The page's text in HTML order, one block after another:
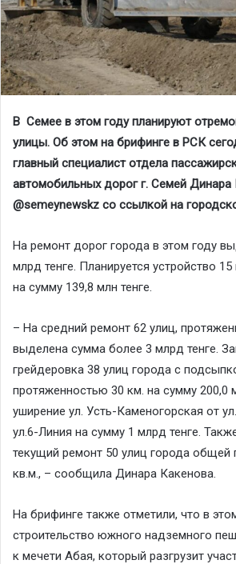
В Семее в этом году планируют
улицы. Об этом на брифинге в РСК
главный специалист отдела
автомобильных дорог г. Семей Динара
@semeynewskz со ссылкой на
На ремонт дорог города в этом году
млрд тенге. Планируется устройство
на сумму 139,8 млн тенге.
– На средний ремонт 62 улиц,
выделена сумма более 3 млрд тенге.
грейдеровка 38 улиц города с
протяженностью 30 км. на сумму 200,0
уширение ул. Усть-Каменогорская от
ул.6-Линия на сумму 1 млрд тенге.
текущий ремонт 50 улиц города
кв.м., – сообщила Динара Какенова.
На брифинге также отметили, что в
строительство южного надземного
к мечети Абая, который разгрузит